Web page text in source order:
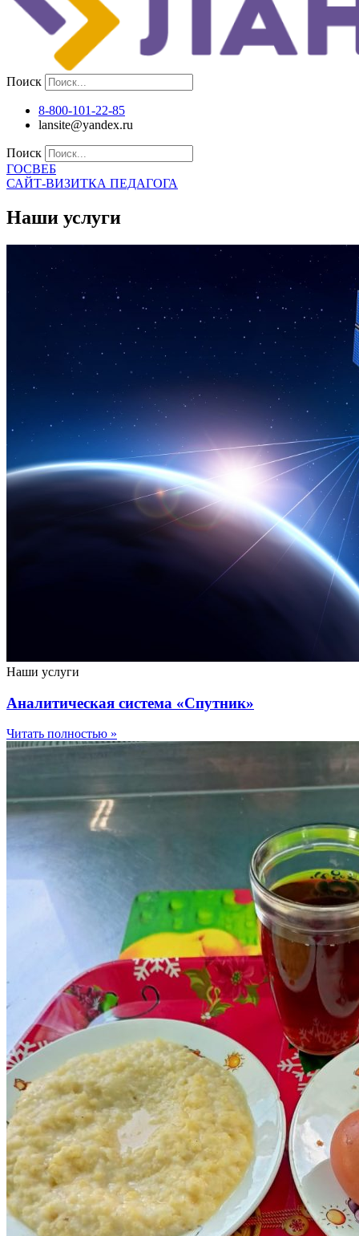
Поиск
8-800-101-22-85
lansite@yandex.ru
Поиск
ГОСВЕБ
САЙТ-ВИЗИТКА ПЕДАГОГА
Наши услуги
Наши услуги
Аналитическая система «Спутник»
Читать полностью »